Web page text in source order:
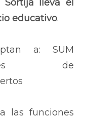
Sortija lleva el
educativo.
a: SUM
de
las funciones